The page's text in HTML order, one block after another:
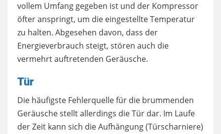
vollem Umfang gegeben ist und der Kompressor
öfter anspringt, um die eingestellte Temperatur
zu halten. Abgesehen davon, dass der
Energieverbrauch steigt, stören auch die
vermehrt auftretenden Geräusche.
Tür
Die häufigste Fehlerquelle für die brummenden
Geräusche stellt allerdings die Tür dar. Im Laufe
der Zeit kann sich die Aufhängung (Türscharniere)